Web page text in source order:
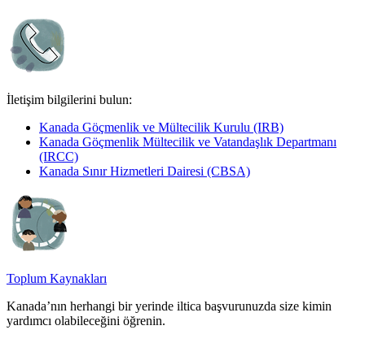
İletişim bilgilerini bulun:
Kanada Göçmenlik ve Mültecilik Kurulu (IRB)
Kanada Göçmenlik Mültecilik ve Vatandaşlık Departmanı
(IRCC)
Kanada Sınır Hizmetleri Dairesi (CBSA)
Toplum Kaynakları
Kanada’nın herhangi bir yerinde iltica başvurunuzda size kimin
yardımcı olabileceğini öğrenin.